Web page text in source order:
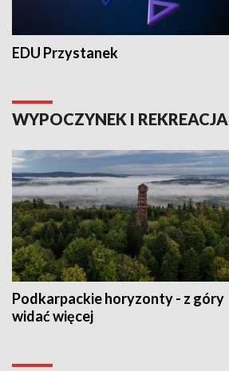
EDU Przystanek
WYPOCZYNEK I REKREACJA
Podkarpackie horyzonty - z góry
widać więcej